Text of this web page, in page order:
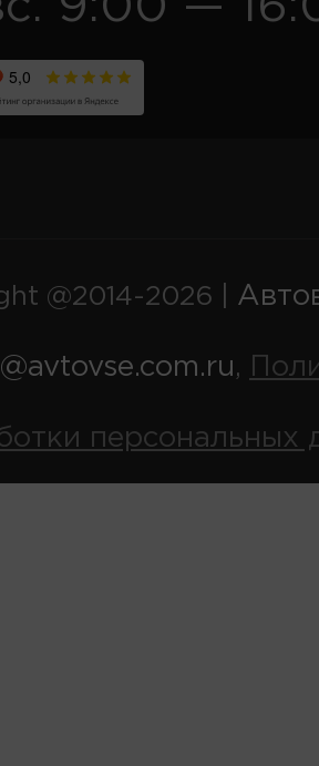
@2014-2026 |
,
персональных